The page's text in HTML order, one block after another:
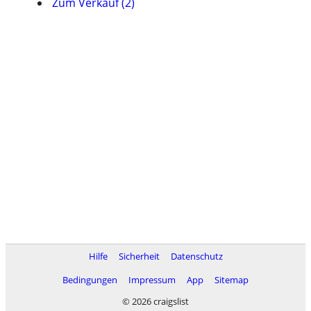
Hilfe Sicherheit
Datenschutz
Bedingungen
Impressum App
Sitemap
© 2026 craigslist